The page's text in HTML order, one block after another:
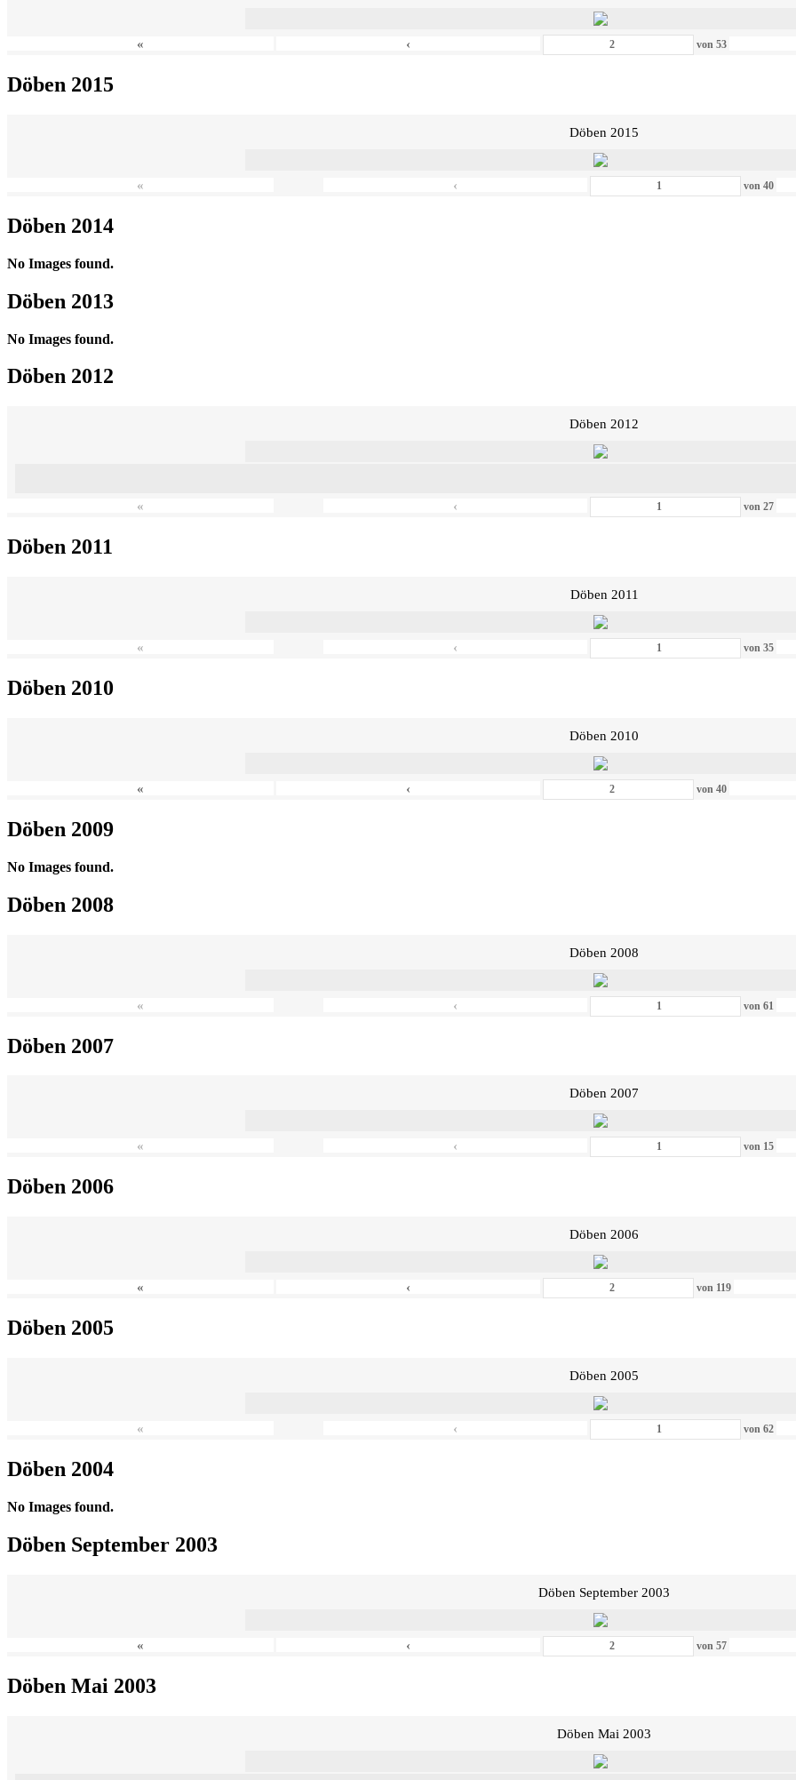
« ‹ von53
Döben 2015
Döben 2015
« ‹ von40
Döben 2014
No Images found.
Döben 2013
No Images found.
Döben 2012
Döben 2012
« ‹ von27
Döben 2011
Döben 2011
« ‹ von35
Döben 2010
Döben 2010
« ‹ von40
Döben 2009
No Images found.
Döben 2008
Döben 2008
« ‹ von61
Döben 2007
Döben 2007
« ‹ von 15
Döben 2006
Döben 2006
« ‹ von 119
Döben 2005
Döben 2005
« ‹ von62
Döben 2004
No Images found.
Döben September 2003
Döben September 2003
« ‹ von57
Döben Mai 2003
Döben Mai 2003